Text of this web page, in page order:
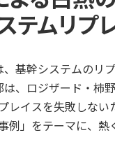
テムリプ
、基幹システムのリ
は、ロジザード・柿
レイスを失敗しな
例」をテーマに、熱